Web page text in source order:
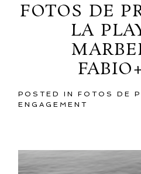
FOTOS DE
LA
POSTED INFOTOS DE
ENGAGEMENT